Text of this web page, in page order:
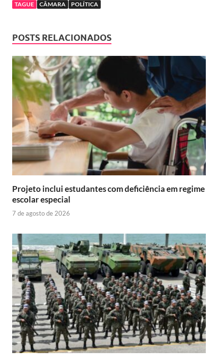
TAGUE CÂMARA POLÍTICA
POSTS RELACIONADOS
Projeto inclui estudantes com deficiência em regime
escolar especial
7 de agosto de 2026